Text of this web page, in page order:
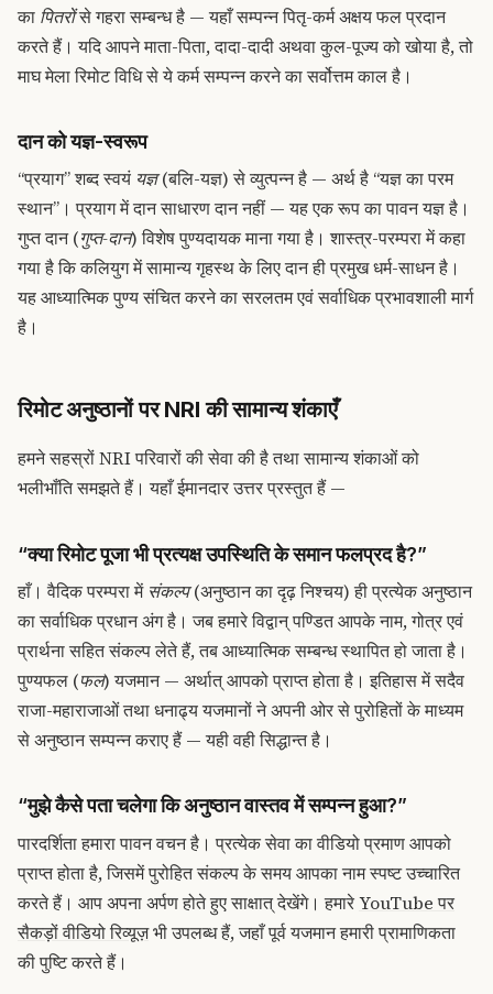
का पितरोंसे गहरा सम्बन्ध है — यहाँ सम्पन्न पितृ-कर्म अक्षय फल प्रदान
करते हैं। यदि आपने माता-पिता, दादा-दादी अथवा कुल-पूज्य को खोया है, तो
माघ मेला रिमोट विधि से ये कर्म सम्पन्न करने का सर्वोत्तम काल है।
दान को यज्ञ-स्वरूप
“प्रयाग” शब्द स्वयं यज्ञ(बलि-यज्ञ) से व्युत्पन्न है — अर्थ है “यज्ञ का परम
स्थान”। प्रयाग में दान साधारण दान नहीं — यह एक रूप का पावन यज्ञ है।
गुप्त दान (गुप्त-दान) विशेष पुण्यदायक माना गया है। शास्त्र-परम्परा में कहा
गया है कि कलियुग में सामान्य गृहस्थ के लिए दान ही प्रमुख धर्म-साधन है।
यह आध्यात्मिक पुण्य संचित करने का सरलतम एवं सर्वाधिक प्रभावशाली मार्ग
है।
रिमोट अनुष्ठानों पर NRI की सामान्य शंकाएँ
हमने सहस्रों NRI परिवारों की सेवा की है तथा सामान्य शंकाओं को
भलीभाँति समझते हैं। यहाँ ईमानदार उत्तर प्रस्तुत हैं —
“क्या रिमोट पूजा भी प्रत्यक्ष उपस्थिति के समान फलप्रद है?”
हाँ। वैदिक परम्परा में संकल्प(अनुष्ठान का दृढ़ निश्चय) ही प्रत्येक अनुष्ठान
का सर्वाधिक प्रधान अंग है। जब हमारे विद्वान् पण्डित आपके नाम, गोत्र एवं
प्रार्थना सहित संकल्प लेते हैं, तब आध्यात्मिक सम्बन्ध स्थापित हो जाता है।
पुण्यफल (फल) यजमान — अर्थात् आपको प्राप्त होता है। इतिहास में सदैव
राजा-महाराजाओं तथा धनाढ्य यजमानों ने अपनी ओर से पुरोहितों के माध्यम
से अनुष्ठान सम्पन्न कराए हैं — यही वही सिद्धान्त है।
“मुझे कैसे पता चलेगा कि अनुष्ठान वास्तव में सम्पन्न हुआ?”
पारदर्शिता हमारा पावन वचन है। प्रत्येक सेवा का वीडियो प्रमाण आपको
प्राप्त होता है, जिसमें पुरोहित संकल्प के समय आपका नाम स्पष्ट उच्चारित
करते हैं। आप अपना अर्पण होते हुए साक्षात् देखेंगे। हमारेYouTube पर
सैकड़ों वीडियो रिव्यूज़भी उपलब्ध हैं, जहाँ पूर्व यजमान हमारी प्रामाणिकता
की पुष्टि करते हैं।